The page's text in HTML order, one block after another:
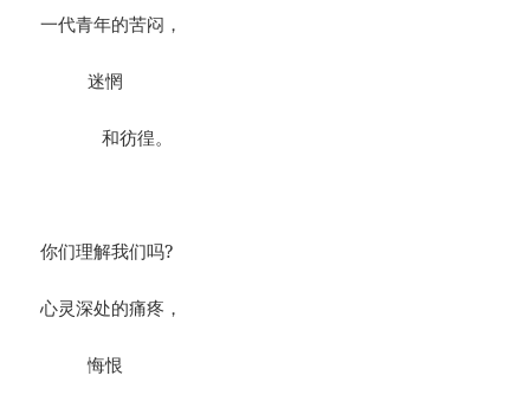
一代青年的苦闷，
迷惘
和彷徨。
你们理解我们吗?
心灵深处的痛疼，
悔恨